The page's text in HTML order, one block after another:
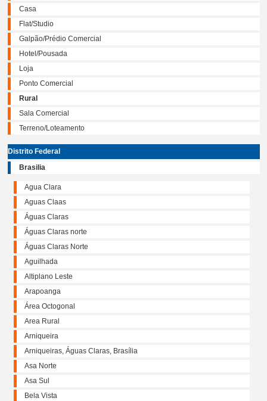
Casa
Flat/Studio
Galpão/Prédio Comercial
Hotel/Pousada
Loja
Ponto Comercial
Rural
Sala Comercial
Terreno/Loteamento
Distrito Federal
Brasilia
Agua Clara
Aguas Claas
Águas Claras
Águas Claras norte
Águas Claras Norte
Aguilhada
Altiplano Leste
Arapoanga
Área Octogonal
Area Rural
Arniqueira
Arniqueiras, Águas Claras, Brasília
Asa Norte
Asa Sul
Bela Vista